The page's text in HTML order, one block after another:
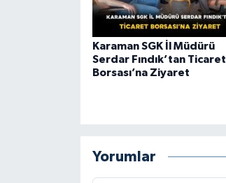
Karaman SGK İl Müdürü
Serdar Fındık’tan Ticaret
Borsası’na Ziyaret
Yorumlar